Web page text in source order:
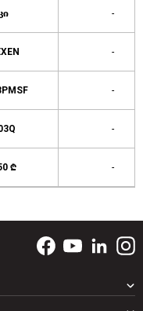
-
-
-
-
₾ -